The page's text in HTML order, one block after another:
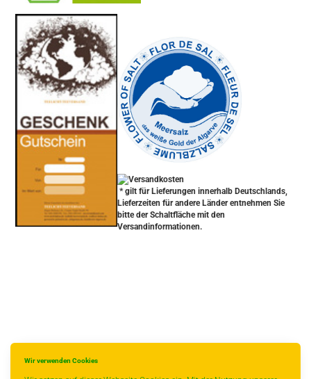
Wir verwenden Cookies
* gilt für Lieferungen innerhalb Deutschlands,
Lieferzeiten für andere Länder entnehmen Sie
bitte der Schaltfläche mit den
Versandinformationen.